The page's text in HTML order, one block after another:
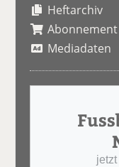
Heftarchiv
Abonnement
Mediadaten